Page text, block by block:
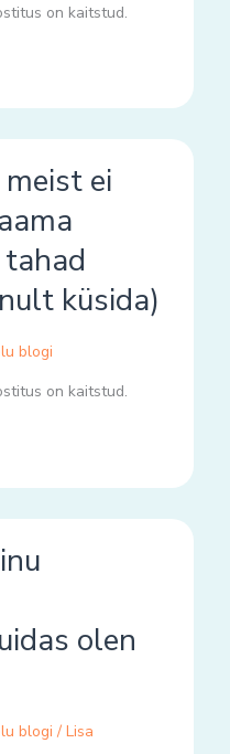
on kaitstud.
ei
küsida)
blogi
on kaitstud.
olen
blogi / Lisa